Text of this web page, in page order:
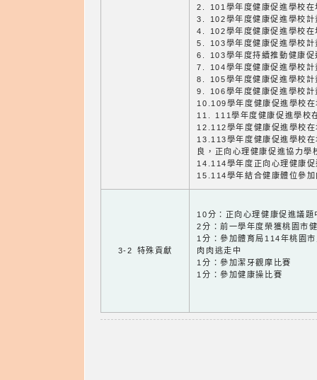
2. 101學年度健康促進學校在
3. 102學年度健康促進學校計
4. 102學年度健康促進學校在
5. 103學年度健康促進學校計
6. 103學年度持續推動健康促
7. 104學年度健康促進學校計
8. 105學年度健康促進學校計
9. 106學年度健康促進學校計
10.109學年度健康促進學校
11. 111學年度健康促進學校
12.112學年度健康促進學校
13.113學年度健康促進學校
良，正向心理健康促進協力學
14.114學年度正向心理健康
15.114學年結合健康體位參
3-2 特殊貢獻
10分：正向心理健康促進議題
2分：前一學年度榮獲桃園市
1分：參加體育局114年桃園
肉肉逃走中
1分：參加潔牙觀摩比賽
1分：參加健康操比賽